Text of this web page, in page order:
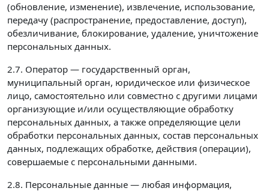
(обновление, изменение), извлечение, использование,
передачу (распространение, предоставление, доступ),
обезличивание, блокирование, удаление, уничтожение
персональных данных.
2.7. Оператор — государственный орган,
муниципальный орган, юридическое или физическое
лицо, самостоятельно или совместно с другими лицами
организующие и/или осуществляющие обработку
персональных данных, а также определяющие цели
обработки персональных данных, состав персональных
данных, подлежащих обработке, действия (операции),
совершаемые с персональными данными.
2.8. Персональные данные — любая информация,